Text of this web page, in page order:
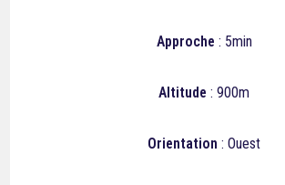
Approche : 5min
Altitude : 900m
Orientation : Ouest